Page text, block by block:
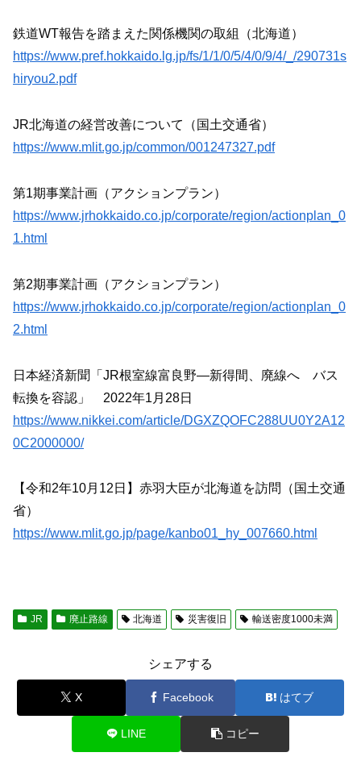
鉄道WT報告を踏まえた関係機関の取組（北海道）
https://www.pref.hokkaido.lg.jp/fs/1/1/0/5/4/0/9/4/_/290731s
hiryou2.pdf
JR北海道の経営改善について（国土交通省）
https://www.mlit.go.jp/common/001247327.pdf
第1期事業計画（アクションプラン）
https://www.jrhokkaido.co.jp/corporate/region/actionplan_0
1.html
第2期事業計画（アクションプラン）
https://www.jrhokkaido.co.jp/corporate/region/actionplan_0
2.html
日本経済新聞「JR根室線富良野―新得間、廃線へ バス
転換を容認」 2022年1月28日
https://www.nikkei.com/article/DGXZQOFC288UU0Y2A12
0C2000000/
【令和2年10月12日】赤羽大臣が北海道を訪問（国土交通
省）
https://www.mlit.go.jp/page/kanbo01_hy_007660.html
JR 廃止路線 北海道 災害復旧 輸送密度1000未満
シェアする
X Facebook はてブ
LINE コピー